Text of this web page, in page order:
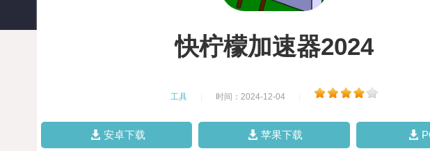
快柠檬加速器2024
工具 时间：2024-12-04
安卓下载 苹果下载